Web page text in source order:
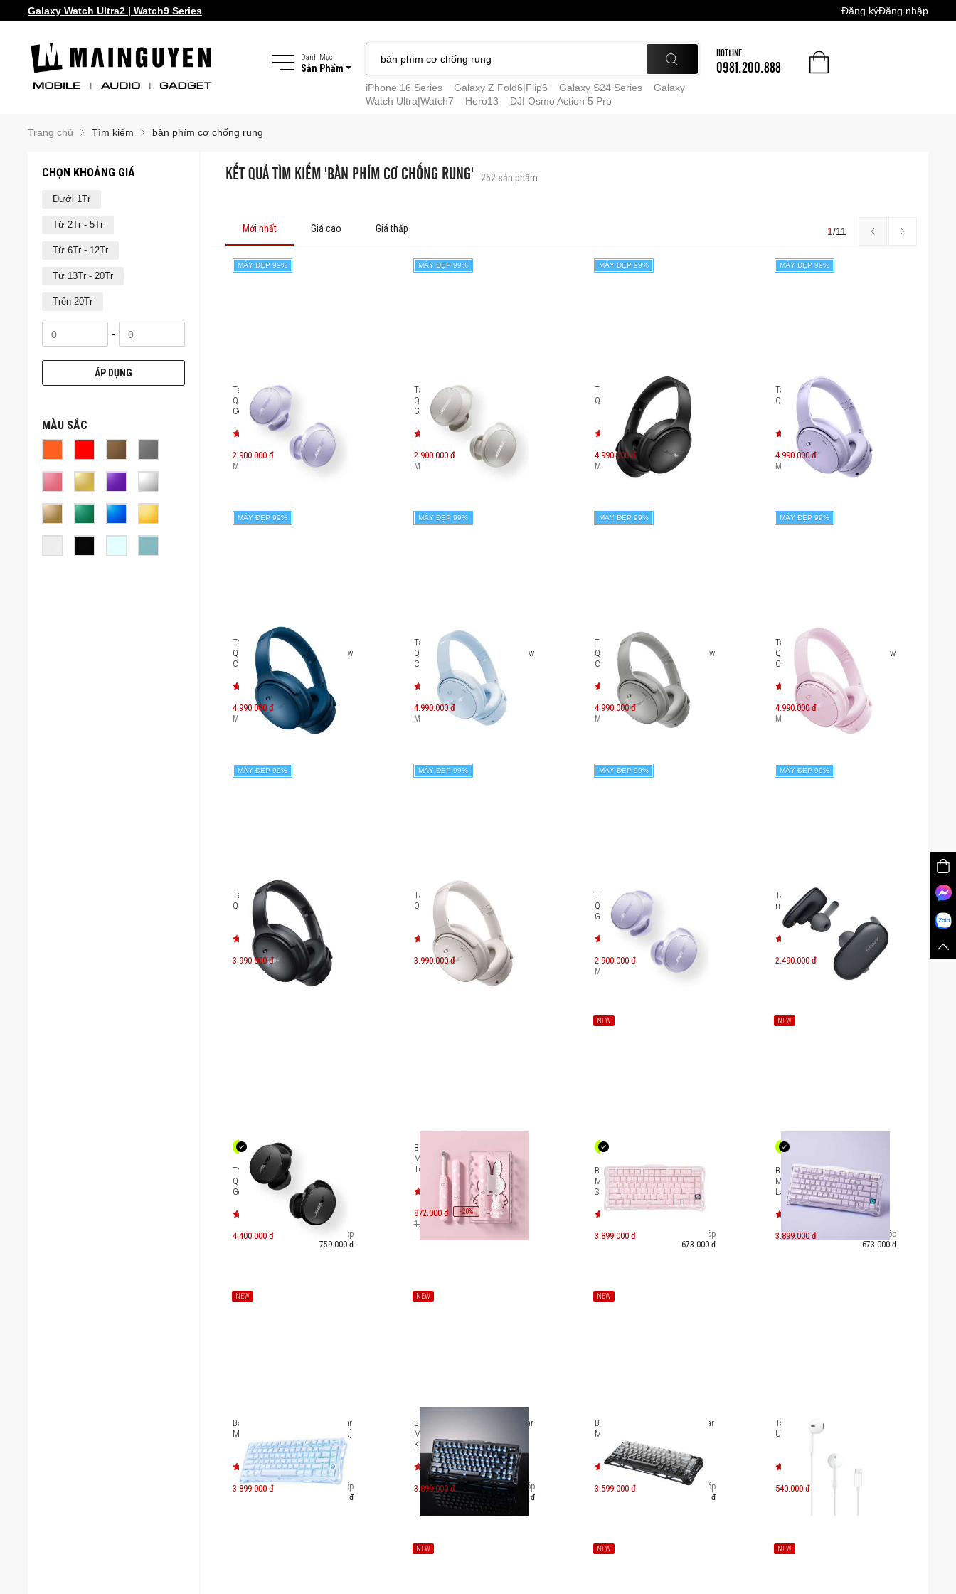
Galaxy Watch Ultra2 | Watch9 Series Đăng kýĐăng nhập
Danh Mục
Sản Phẩm
iPhone 16 Series
Galaxy Z Fold6|Flip6 Galaxy S24 Series
Galaxy
Watch Ultra|Watch7
Hero13 DJI Osmo Action 5 Pro
HOTLINE
0981.200.888
Trang chủ Tìm kiếm bàn phím cơ chống rung
CHỌN KHOẢNG GIÁ
Dưới 1Tr
Từ 2Tr - 5Tr
Từ 6Tr - 12Tr
Từ 13Tr - 20Tr
Trên 20Tr
-
ÁP DỤNG
MÀU SẮC
KẾT QUẢ TÌM KIẾM 'BÀN PHÍM CƠ CHỐNG RUNG' 252 sản phẩm
Mới nhất Giá cao Giá thấp 1/11
MÁY ĐẸP 99%
Tai nghe chống ồn Bose
QuietComfort Earbuds (2nd
Gen)
2.900.000 đ
Máy mới: đ
MÁY ĐẸP 99%
Tai nghe chống ồn Bose
QuietComfort Earbuds (2nd
Gen)
2.900.000 đ
Máy mới: đ
MÁY ĐẸP 99%
Tai nghe chống ồn Bose
QuietComfort Headphones
4.990.000 đ
Máy mới: 7.349.000đ
MÁY ĐẸP 99%
Tai nghe chống ồn Bose
QuietComfort Headphones
4.990.000 đ
Máy mới: 7.349.000đ
MÁY ĐẸP 99%
Tai nghe chống ồn Bose
QuietComfort Headphones (New
Color)
4.990.000 đ
Máy mới: 7.349.000
MÁY ĐẸP 99%
Tai nghe chống ồn Bose
QuietComfort Headphones (New
Color)
4.990.000 đ
Máy mới: 7.349.000đ
MÁY ĐẸP 99%
Tai nghe chống ồn Bose
QuietComfort Headphones (New
Color)
4.990.000 đ
Máy mới: 7.349.000đ
MÁY ĐẸP 99%
Tai nghe chống ồn Bose
QuietComfort Headphones (New
Color)
4.990.000 đ
Máy mới: 7.349.000đ
MÁY ĐẸP 99%
Tai nghe chống ồn Bose
QuietComfort 45
3.990.000 đ
MÁY ĐẸP 99%
Tai nghe chống ồn Bose
QuietComfort 45
3.990.000 đ
MÁY ĐẸP 99%
Tai nghe chống ồn Bose
QuietComfort Earbuds (2nd
Gen)
2.900.000 đ
Máy mới: đ
MÁY ĐẸP 99%
Tai nghe True Wireless chống
nước Sony WF-SP900
2.490.000 đ
Tai nghe chống ồn Bose
QuietComfort Earbuds (2nd
Gen)
4.400.000 đ
Trả góp
759.000 đ
Bàn chải điện thông minh
Mipow x Miffy Sonic Electric
Toothbrush CI600-MF
872.000 đ -20%
1.090.000 đ
NEW
Bàn phím Gaming Gravastar
Mercury K1 Special Edition -
Sakura Pink [GS K1_P_PNK]
3.899.000 đ
Trả góp
673.000 đ
NEW
Bàn phím Gaming Gravastar
Mercury K1 Special Edition -
Lavender Purple [GS-K1_PL]
3.899.000 đ
Trả góp
673.000 đ
NEW
Bàn phím cơ Gaming Gravastar
Mercury K1 - Ice Blue [GS-K1_BLU]
3.899.000 đ
Trả góp
673.000 đ
NEW
Bàn phím cơ Gaming Gravastar
Mercury K1 - Stealth Black [GS-
K1_XTAL_BLK]
3.899.000 đ
Trả góp
673.000 đ
NEW
Bàn phím cơ Gaming Gravastar
Mercury K1
3.599.000 đ
Trả góp
621.000 đ
Tai nghe có dây Apple EarPods
USB-C (MYQY3ZA/A)
540.000 đ
NEW NEW NEW